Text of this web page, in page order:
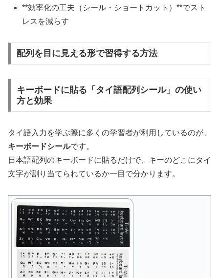
**効率化の工夫（シール・ショートカット）**でスト
レスを減らす
配列を目に見える形で習得する方法
キーボードに貼る「タイ語配列シール」の使い
方と効果
タイ語入力を学ぶ際に多くの学習者が利用しているのが、
キーボードシールです。
日本語配列のキーボードに貼るだけで、キーのどこにタイ
文字が割り当てられているか一目で分かります。